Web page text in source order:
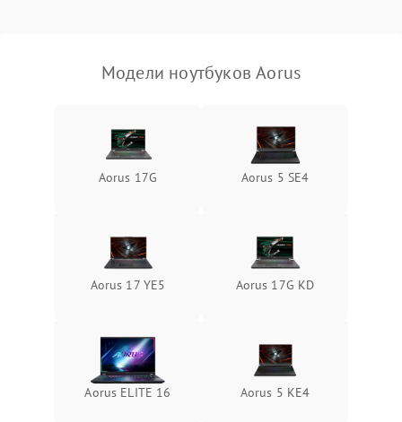
пропадание диска
оперативной памяти:
вылеты приложений,
синие экраны
Подробнее →
Модели ноутбуков Aorus
Aorus 17G Aorus 5 SE4
Aorus 17 YE5 Aorus 17G KD
Aorus ELITE 16 Aorus 5 KE4